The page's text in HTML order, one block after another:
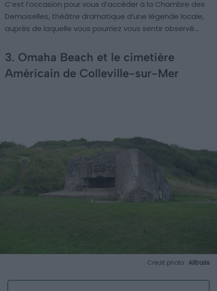
C’est l’occasion pour vous d’accéder à la Chambre des
Demoiselles, théâtre dramatique d’une légende locale,
auprès de laquelle vous pourriez vous sentir observé…
3. Omaha Beach et le cimetière
Américain de Colleville-sur-Mer
Crédit photo : Alltrails